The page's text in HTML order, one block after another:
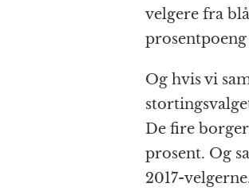
velgere fra
Og hvis vi
De fire
prosent. Og
2017-